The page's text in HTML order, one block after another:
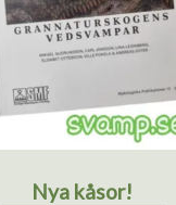
Nya kåsor!